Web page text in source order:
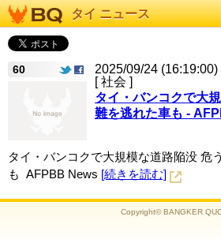
タイ ニュース
60
2025/09/24 (16:19:00)
[ 社会 ]
タイ・バンコクで大
難を逃れた車も -
タイ・バンコクで大規模な道路陥没 危
も AFPBB News [続きを読む]
Copyright© BANGKER